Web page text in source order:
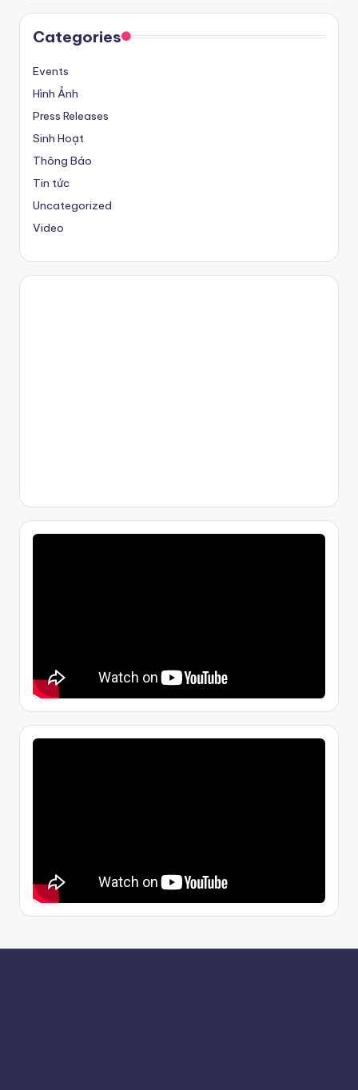
Categories
Events
Hình Ảnh
Press Releases
Sinh Hoạt
Thông Báo
Tin tức
Uncategorized
Video